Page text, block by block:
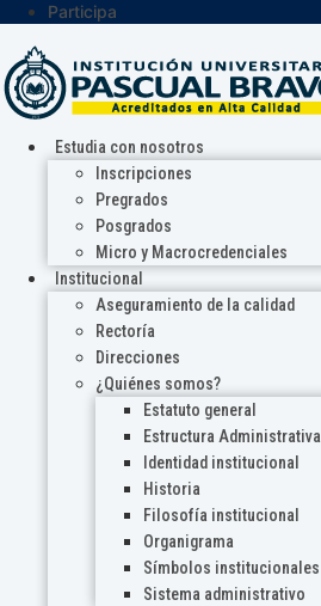
Participa
Estudia con nosotros
Inscripciones
Pregrados
Posgrados
Micro y Macrocredenciales
Institucional
Aseguramiento de la calidad
Rectoría
Direcciones
¿Quiénes somos?
Estatuto general
Estructura Administrativa
Identidad institucional
Historia
Filosofía institucional
Organigrama
Símbolos institucionales
Sistema administrativo